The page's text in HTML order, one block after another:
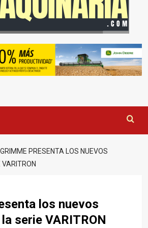
GRIMME PRESENTA LOS NUEVOS
VARITRON
los nuevos
serie VARITRON